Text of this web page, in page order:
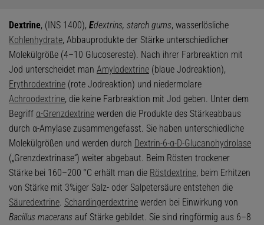
Dextrine, (INS 1400), Edextrins, starch gums, wasserlösliche
Kohlenhydrate, Abbauprodukte der Stärke unterschiedlicher
Molekülgröße (4–10 Glucosereste). Nach ihrer Farbreaktion mit
Jod unterscheidet man Amylodextrine (blaue Jodreaktion),
Erythrodextrine (rote Jodreaktion) und niedermolare
Achroodextrine, die keine Farbreaktion mit Jod geben. Unter dem
Begriff α-Grenzdextrine werden die Produkte des Stärkeabbaus
durch α-Amylase zusammengefasst. Sie haben unterschiedliche
Molekülgrößen und werden durch Dextrin-6-α-D-Glucanohydrolase
(„Grenzdextrinase“) weiter abgebaut. Beim Rösten trockener
Stärke bei 160–200 °C erhält man die Röstdextrine, beim Erhitzen
von Stärke mit 3%iger Salz- oder Salpetersäure entstehen die
Säuredextrine. Schardingerdextrine werden bei Einwirkung von
Bacillus macerans auf Stärke gebildet. Sie sind ringförmig aus 6–8